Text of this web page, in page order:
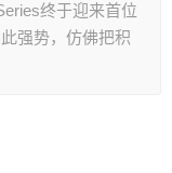
终于迎来首位
强势，仿佛把积